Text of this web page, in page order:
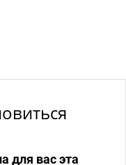
для вас эта